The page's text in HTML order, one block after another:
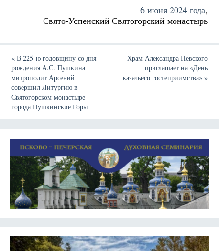
6 июня 2024 года,
Свято-Успенский Святогорский монастырь
«В 225-ю годовщину со дня
рождения А.С. Пушкина
митрополит Арсений
совершил Литургию в
Святогорском монастыре
города Пушкинские Горы
Храм Александра Невского
приглашает на «День
казачьего гостеприимства»»